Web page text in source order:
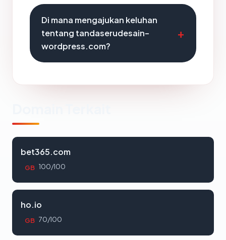
Di mana mengajukan keluhan
tentang tandaserudesain-
wordpress.com?
bet365.com
GB 100/100
ho.io
GB 70/100